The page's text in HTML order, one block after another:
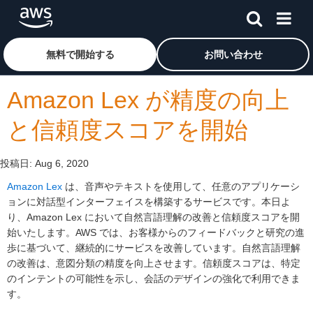
メインコンテンツに移動
アマゾン ウェブ サービスのホームページに戻るには、こ
無料で開始する お問い合わせ
Amazon Lex が精度の向上
と信頼度スコアを開始
投稿日: Aug 6, 2020
Amazon Lex は、音声やテキストを使用して、任意のアプリケーシ
ョンに対話型インターフェイスを構築するサービスです。本日よ
り、Amazon Lex において自然言語理解の改善と信頼度スコアを開
始いたします。AWS では、お客様からのフィードバックと研究の進
歩に基づいて、継続的にサービスを改善しています。自然言語理解
の改善は、意図分類の精度を向上させます。信頼度スコアは、特定
のインテントの可能性を示し、会話のデザインの強化で利用できま
す。